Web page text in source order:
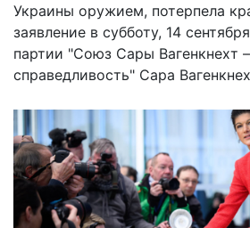
Украины оружием, потерпела
заявление в субботу, 14
партии "Союз Сары Вагенкнехт
справедливость" Сара